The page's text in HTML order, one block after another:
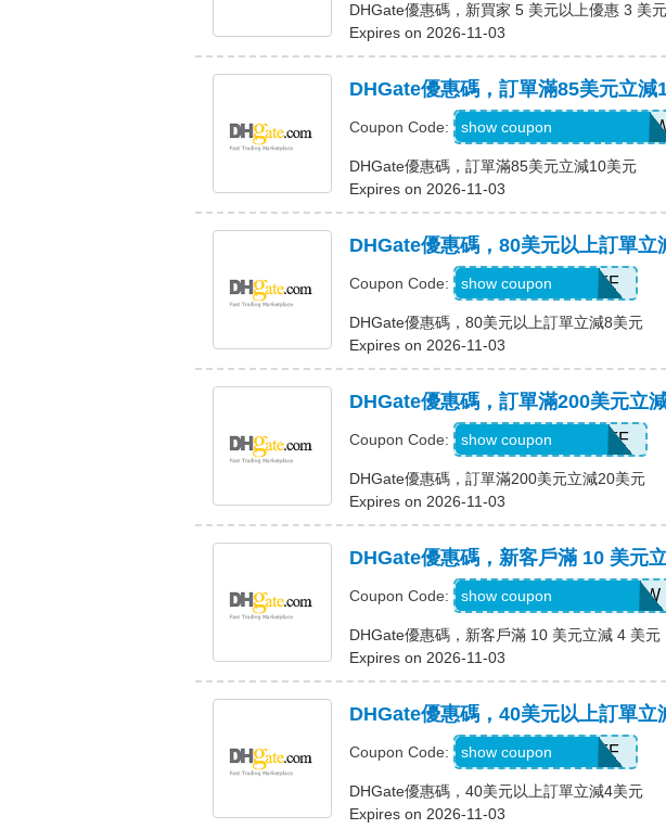
DHGate優惠碼，新買家 5 美元以上優惠 3 美元
Expires on 2026-11-03
DHGate優惠碼，訂單滿85美元立減
Coupon Code: show coupon
DHGate優惠碼，訂單滿85美元立減10美元
Expires on 2026-11-03
DHGate優惠碼，80美元以上訂單立
Coupon Code: DH2026AUG8OFF
show coupon
DHGate優惠碼，80美元以上訂單立減8美元
Expires on 2026-11-03
DHGate優惠碼，訂單滿200美元立
Coupon Code: DH2026AUG20OFF
show coupon
DHGate優惠碼，訂單滿200美元立減20美元
Expires on 2026-11-03
DHGate優惠碼，新客戶滿 10 美元
Coupon Code: DH2026AUG4OFFNEW
show coupon
DHGate優惠碼，新客戶滿 10 美元立減 4 美元
Expires on 2026-11-03
DHGate優惠碼，40美元以上訂單立
Coupon Code: DH2026AUG4OFF
show coupon
DHGate優惠碼，40美元以上訂單立減4美元
Expires on 2026-11-03